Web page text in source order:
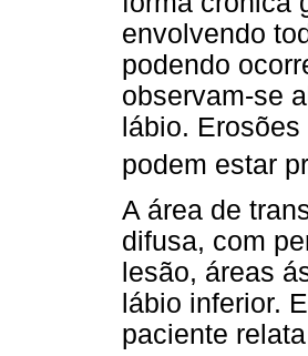
envolvendo
podendo
observam-se
lábio.
podem estar
A área de
difusa, com
lesão, áreas
lábio inferior.
paciente